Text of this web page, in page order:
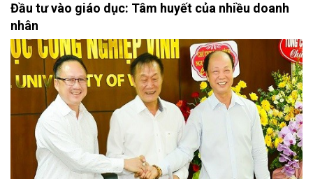
Đầu tư vào giáo dục: Tâm huyết của nhiều doanh
nhân